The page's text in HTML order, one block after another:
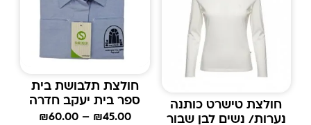
חולצת טישרט כותנה
נערות/ נשים לבן שבור
חולצת תלבושת בית
ספר בית יעקב חדרה
₪45.00
–
₪60.00